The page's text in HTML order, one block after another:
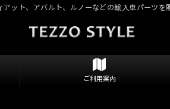
アット、アバルト、ルノーなどの輸入車パーツを
ご利用案内